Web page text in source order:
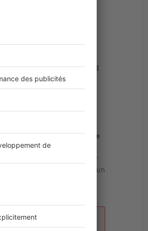
de 400 eurosest une
certaines métropoles
à19,6 €/m², soit 392
cher à La Rochelle
€/m²), Amiens
Caen (18,2 €/m²) et
euros mensuels est
€/m²), Dijon (17,5 €/m²),
louer un T1 pour moins de
€/m²), Angoulême
(15,3 €/m²), Quimper
€/m², soit 302 euros pour un
élevé qu’à